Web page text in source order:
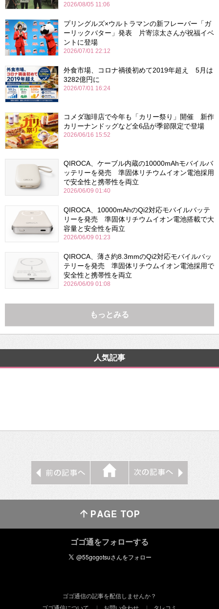
2026/08/05 11:06
プリングルズ×ウルトラマンの新フレーバー「ガ
ーリックバター」発表 片寄涼太さんが祝福イベ
ントに登場
2026/07/01 22:12
外食市場、コロナ禍後初めて2019年超え 5月は
3282億円に
2026/07/01 16:24
コメダ珈琲店で今年も「カリー祭り」開催 新作
カリーナンドッグなど全6品が季節限定で登場
2026/06/16 15:52
QIROCA、ケーブル内蔵の10000mAhモバイルバ
ッテリーを発売 準固体リチウムイオン電池採用
で安全性と携帯性を両立
2026/06/09 01:40
QIROCA、10000mAhのQi2対応モバイルバッテ
リーを発売 準固体リチウムイオン電池搭載で大
容量と安全性を両立
2026/06/09 01:23
QIROCA、薄さ約8.3mmのQi2対応モバイルバッ
テリーを発売 準固体リチウムイオン電池採用で
安全性と携帯性を両立
2026/06/09 01:08
もっとみる
人気記事
ゴゴ通をフォローする
ゴゴ通信の記事を配信しませんか？